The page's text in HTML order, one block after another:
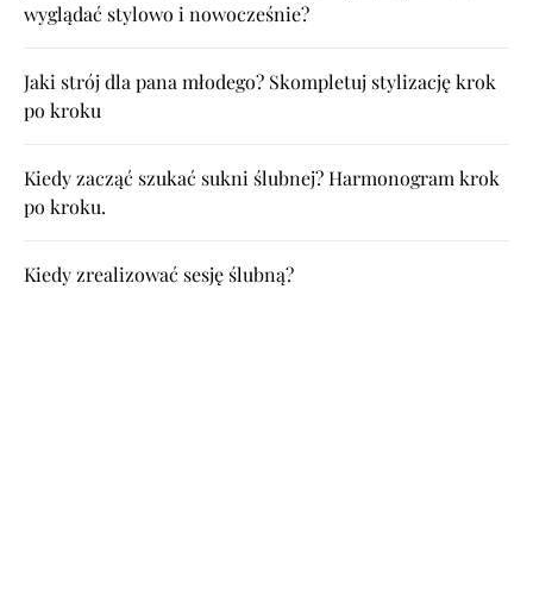
wyglądać stylowo i nowocześnie?
Jaki strój dla pana młodego? Skompletuj stylizację krok
po kroku
Kiedy zacząć szukać sukni ślubnej? Harmonogram krok
po kroku.
Kiedy zrealizować sesję ślubną?